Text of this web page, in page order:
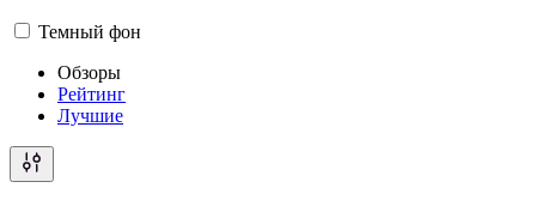
Темный фон
Обзоры
Рейтинг
Лучшие